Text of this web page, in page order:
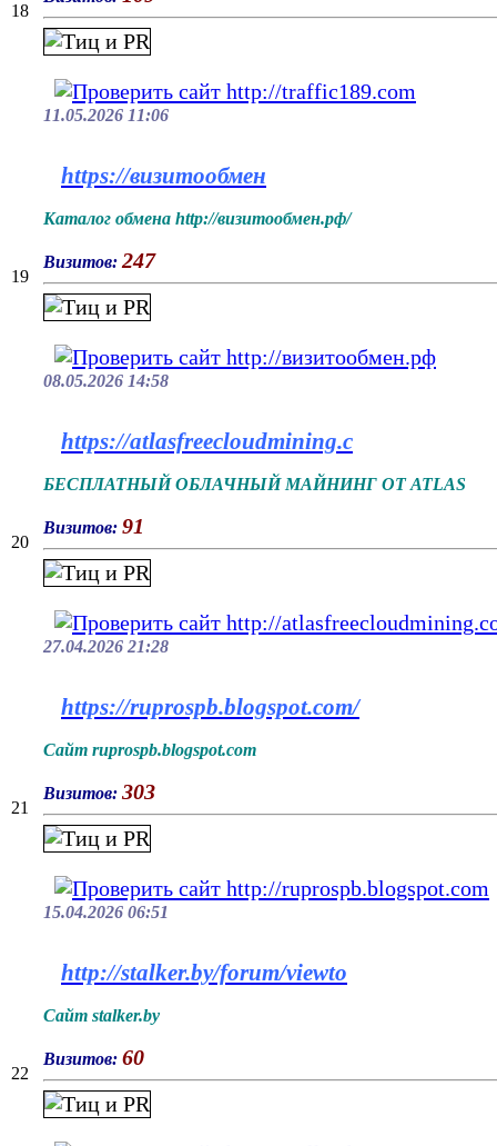
18
11.05.2026 11:06
19
https://визитообмен
Каталог обмена http://визитообмен.рф/
Визитов: 247
08.05.2026 14:58
20
https://atlasfreecloudmining.c
БЕСПЛАТНЫЙ ОБЛАЧНЫЙ МАЙНИНГ ОТ ATLAS
Визитов: 91
27.04.2026 21:28
21
https://ruprospb.blogspot.com/
Сайт ruprospb.blogspot.com
Визитов: 303
15.04.2026 06:51
22
http://stalker.by/forum/viewto
Сайт stalker.by
Визитов: 60